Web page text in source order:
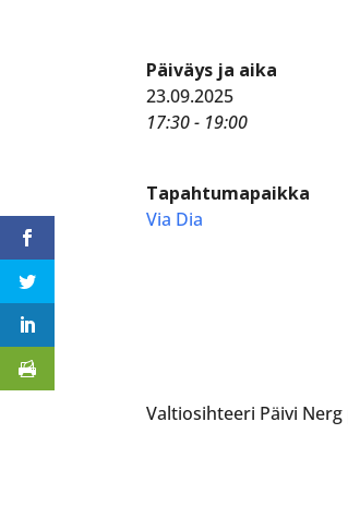
Päiväys ja aika
23.09.2025
17:30 - 19:00
Tapahtumapaikka
Via Dia
Valtiosihteeri Päivi